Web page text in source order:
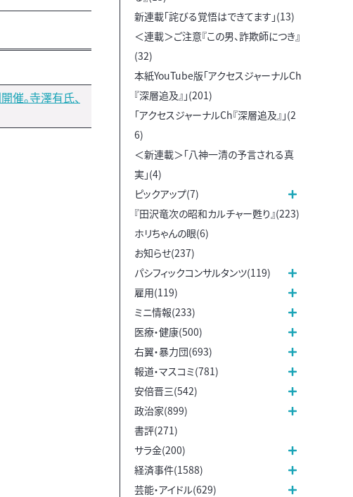
催。寺澤有氏、
新連載「詫びる覚悟はできてます」(13)
＜連載＞ご注意『この男、詐欺師につき』
(32)
本紙YouTube版「アクセスジャーナルCh
『深層追及』」(201)
「アクセスジャーナルCh『深層追及』」(2
6)
＜新連載＞「八神一清の予言される真
実」(4)
ピックアップ(7)
『田沢竜次の昭和カルチャー甦り』(223)
ホリちゃんの眼(6)
お知らせ(237)
パシフィックコンサルタンツ(119)
雇用(119)
ミニ情報(233)
医療・健康(500)
右翼・暴力団(693)
報道・マスコミ(781)
安倍晋三(542)
政治家(899)
書評(271)
サラ金(200)
経済事件(1588)
芸能・アイドル(629)